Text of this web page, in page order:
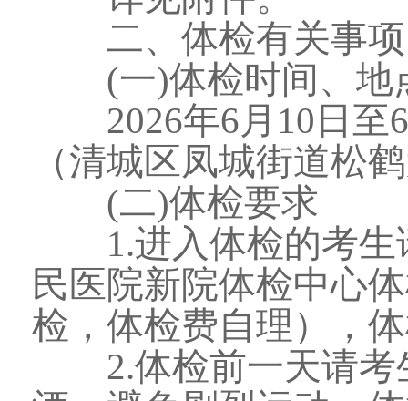
二、体检有关事项
(一)体检时间、地
2026年6月10日至6
（清城区凤城街道松
(二)体检要求
1.进入体检的考生
民医院新院体检中心
检，体检费自理），
2.体检前一天请考